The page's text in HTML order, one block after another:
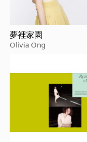
夢裡家園
Olivia Ong